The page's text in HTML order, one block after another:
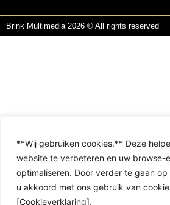
**Wij gebruiken cookies.** Deze
website te verbeteren en uw browse-
optimaliseren. Door verder te gaan
u akkoord met ons gebruik van
[Cookieverklaring].
Brink Multimedia 2026 © All rights reserved